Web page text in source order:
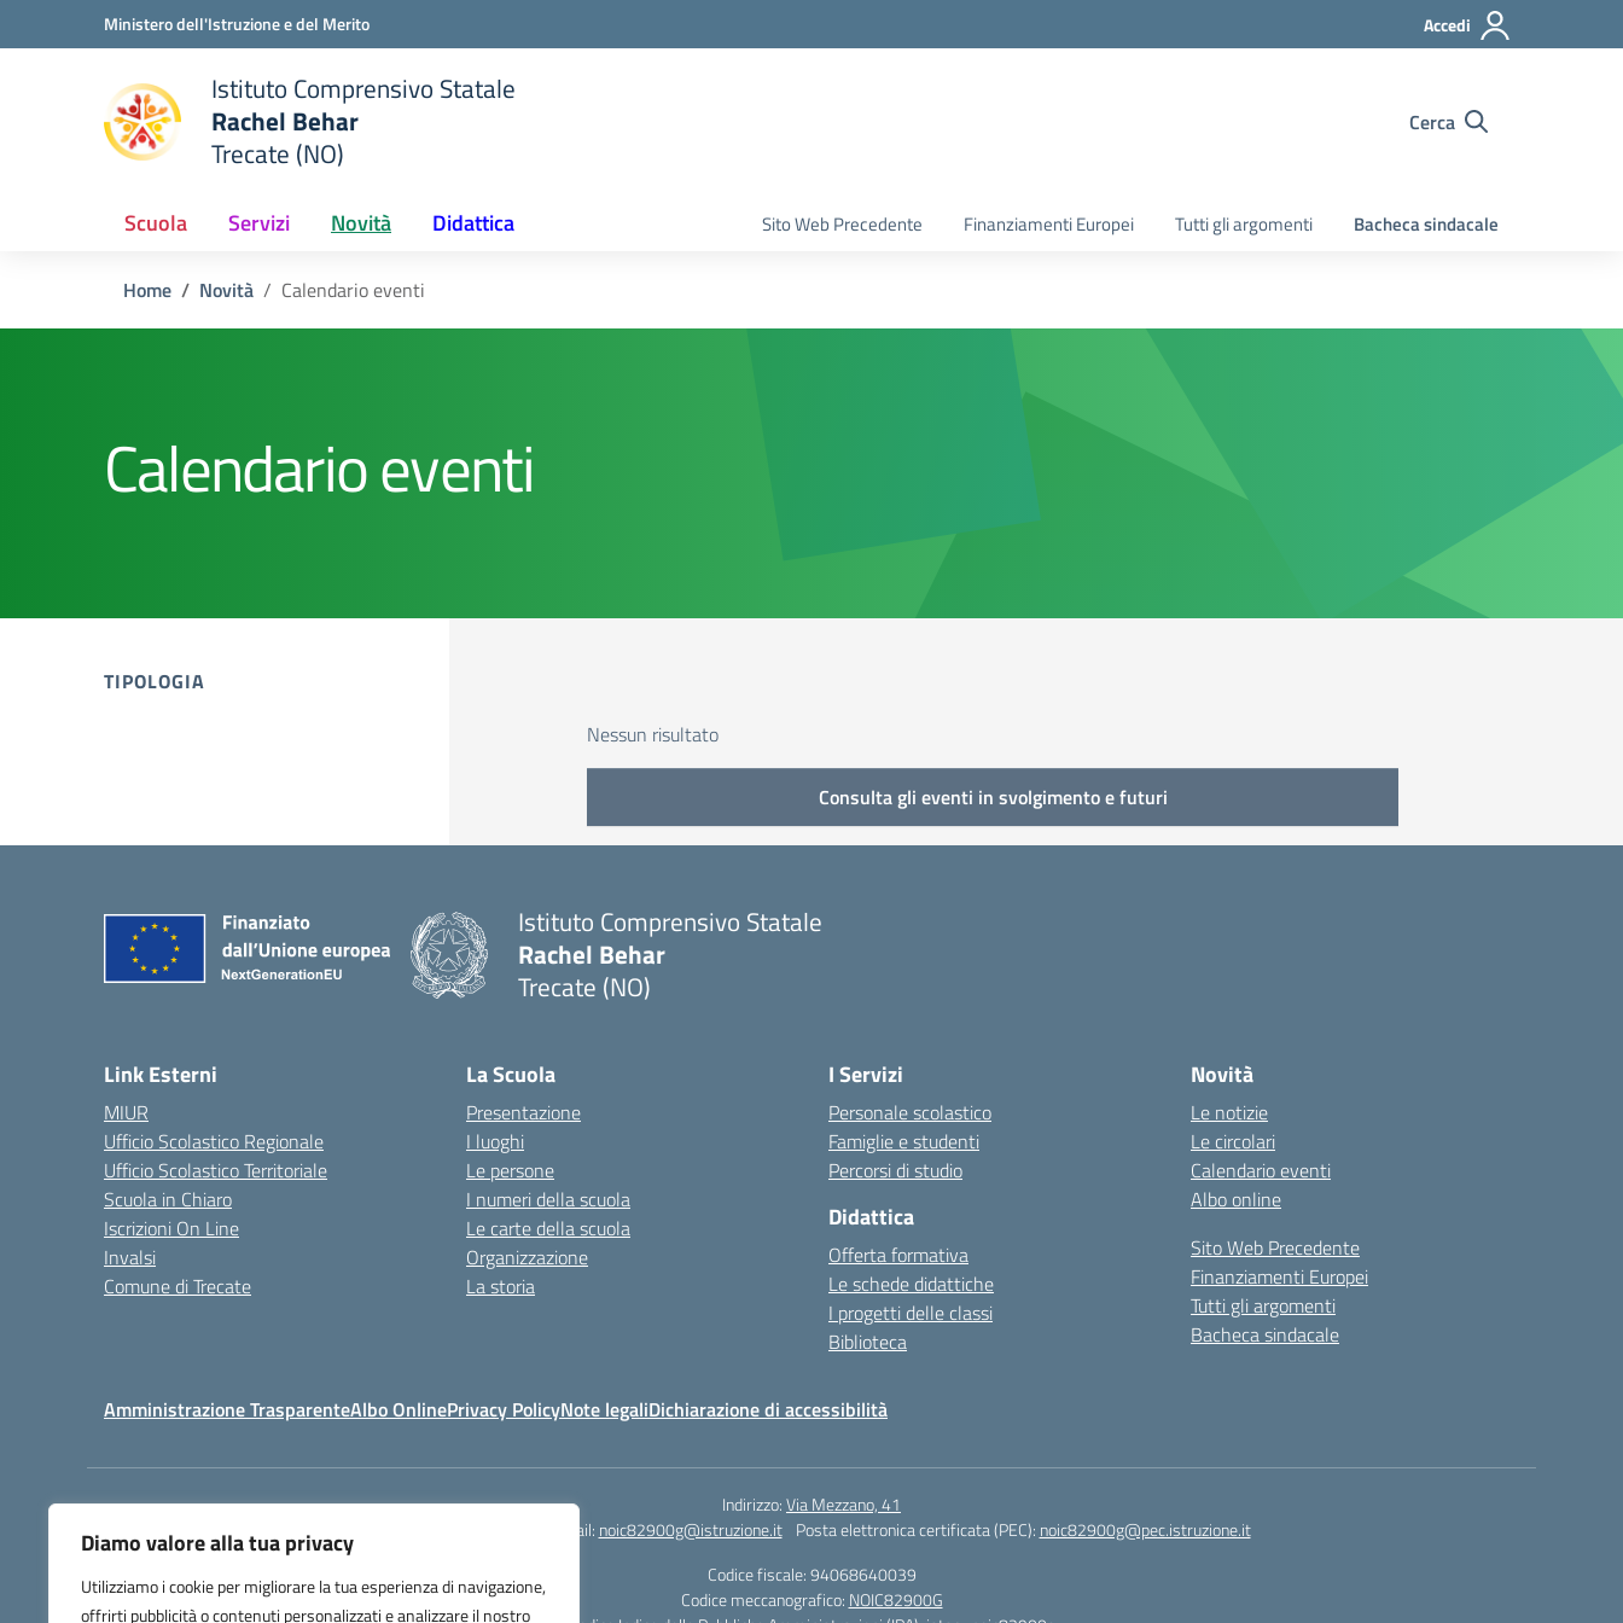
Diamo valore alla tua privacy
Utilizziamo i cookie per migliorare la tua esperienza di navigazione,
offrirti pubblicità o contenuti personalizzati e analizzare il nostro
Vai ai contenuti
Vai al menu di navigazioneMinistero dell'Istruzione e del Merito Accedi
scuola
Istituto Comprensivo Statale
Rachel Behar
Trecate (NO)
Cerca
Scuola Servizi Novità Didattica Sito Web Precedente Finanziamenti Europei Tutti gli argomenti Bacheca sindacale
Home Novità Calendario eventi
Calendario eventi
TIPOLOGIA
Nessun risultato
Consulta gli eventi in svolgimento e futuri
Istituto Comprensivo Statale
Rachel Behar
Trecate (NO)
Link Esterni
MIUR
Ufficio Scolastico Regionale
Ufficio Scolastico Territoriale
Scuola in Chiaro
Iscrizioni On Line
Invalsi
Comune di Trecate
La Scuola
Presentazione
I luoghi
Le persone
I numeri della scuola
Le carte della scuola
Organizzazione
La storia
I Servizi
Personale scolastico
Famiglie e studenti
Percorsi di studio
Didattica
Offerta formativa
Le schede didattiche
I progetti delle classi
Biblioteca
Novità
Le notizie
Le circolari
Calendario eventi
Albo online
Sito Web Precedente
Finanziamenti Europei
Tutti gli argomenti
Bacheca sindacale
Amministrazione TrasparenteAlbo OnlinePrivacy PolicyNote legaliDichiarazione di accessibilità
Indirizzo:Via Mezzano, 41
Email: noic82900g@istruzione.it Posta elettronica certificata (PEC): noic82900g@pec.istruzione.it
Codice fiscale: 94068640039
Codice meccanografico: NOIC82900G